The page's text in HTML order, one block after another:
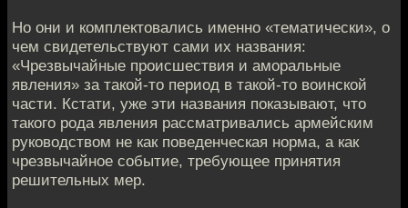
Но они и комплектовались именно «тематически», о
чем свидетельствуют сами их названия:
«Чрезвычайные происшествия и аморальные
явления» за такой-то период в такой-то воинской
части. Кстати, уже эти названия показывают, что
такого рода явления рассматривались армейским
руководством не как поведенческая норма, а как
чрезвычайное событие, требующее принятия
решительных мер.